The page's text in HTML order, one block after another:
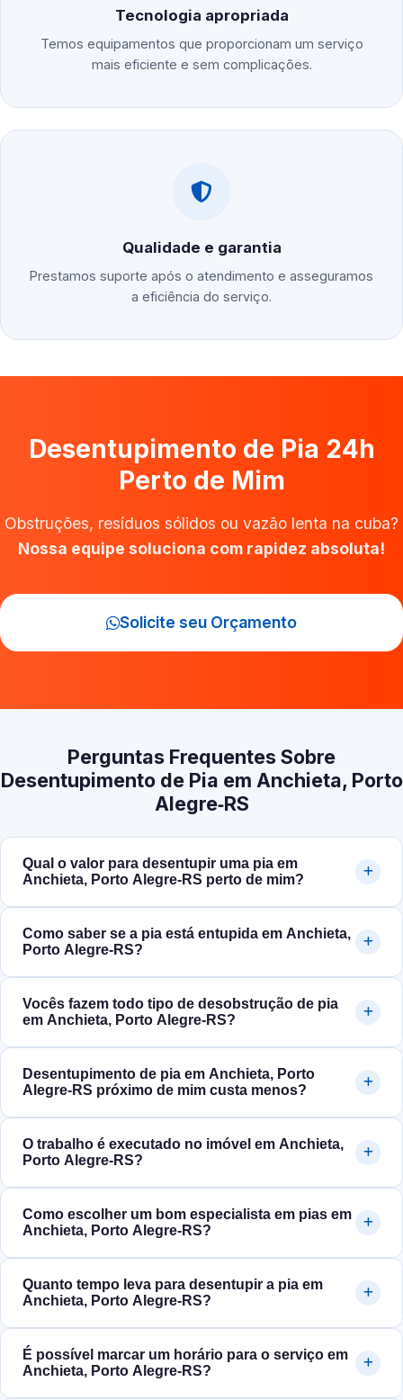
Tecnologia apropriada
Temos equipamentos que proporcionam um serviço
mais eficiente e sem complicações.
Qualidade e garantia
Prestamos suporte após o atendimento e asseguramos
a eficiência do serviço.
Desentupimento de Pia 24h
Perto de Mim
Obstruções, resíduos sólidos ou vazão lenta na cuba?
Nossa equipe soluciona com rapidez absoluta!
Solicite seu Orçamento
Perguntas Frequentes Sobre
Desentupimento de Pia em Anchieta, Porto
Alegre‑RS
Qual o valor para desentupir uma pia em
Anchieta, Porto Alegre‑RS perto de mim?
Como saber se a pia está entupida em Anchieta,
Porto Alegre‑RS?
Vocês fazem todo tipo de desobstrução de pia
em Anchieta, Porto Alegre‑RS?
Desentupimento de pia em Anchieta, Porto
Alegre‑RS próximo de mim custa menos?
O trabalho é executado no imóvel em Anchieta,
Porto Alegre‑RS?
Como escolher um bom especialista em pias em
Anchieta, Porto Alegre‑RS?
Quanto tempo leva para desentupir a pia em
Anchieta, Porto Alegre‑RS?
É possível marcar um horário para o serviço em
Anchieta, Porto Alegre‑RS?